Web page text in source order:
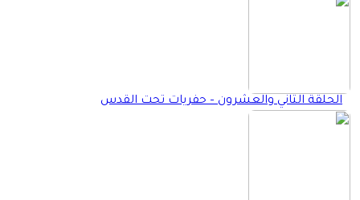
الحلقة الثاني والعشرون – حفريات تحت القدس